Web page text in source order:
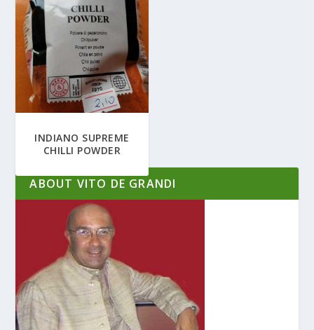
INDIANO SUPREME
CHILLI POWDER
ABOUT VITO DE GRANDI